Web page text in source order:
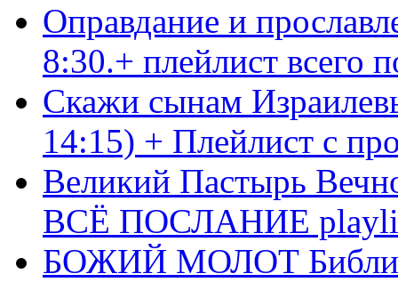
Оправдание и
8:30.+ плейлист
Скажи сынам
14:15) + Плейлист с
Великий Пастырь
ВСЁ ПОСЛАНИЕ
БОЖИЙ МОЛОТ Библия